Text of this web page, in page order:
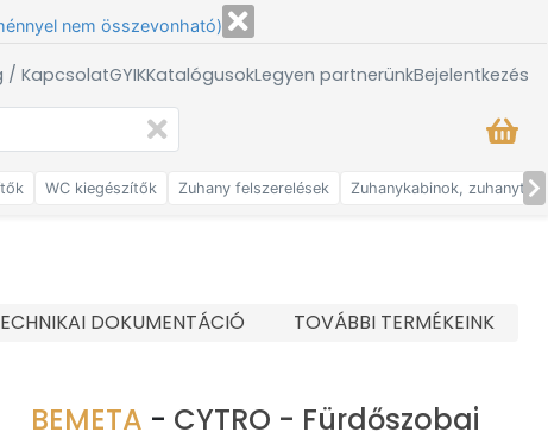
nem összevonható)
/ KapcsolatGYIKKatalógusokLegyen partnerünkBejelentkezés
WC kiegészítők Zuhany felszerelések Zuhanykabinok,
DOKUMENTÁCIÓ TOVÁBBI TERMÉKEINK
BEMETA - CYTRO - Fürdőszobai